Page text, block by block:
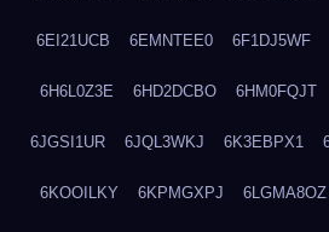
6EI21UCB 6EMNTEE0 6F1DJ5WF
6H6L0Z3E 6HD2DCBO 6HM0FQJT
6JGSI1UR 6JQL3WKJ 6K3EBPX1
6KOOILKY 6KPMGXPJ 6LGMA8OZ